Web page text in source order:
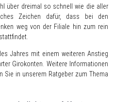
über dreimal so schnell wie die aller
Zeichen dafür, dass bei den
weg von der Filiale hin zum rein
Jahres mit einem weiteren Anstieg
Girokonten. Weitere Informationen
Sie in unserem Ratgeber zum Thema